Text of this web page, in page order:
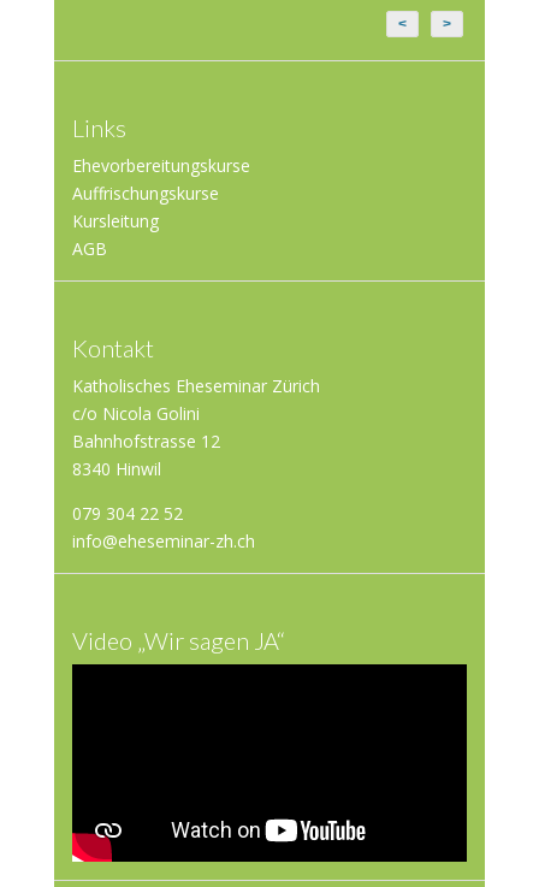
< >
Links
Ehevorbereitungskurse
Auffrischungskurse
Kursleitung
AGB
Kontakt
Katholisches Eheseminar Zürich
c/o Nicola Golini
Bahnhofstrasse 12
8340 Hinwil
079 304 22 52
info@eheseminar-zh.ch
Video „Wir sagen JA“